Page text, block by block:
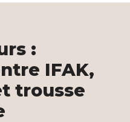
:
IFAK,
trousse